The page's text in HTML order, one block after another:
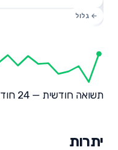
תשואה חודשית — 24 חודשים אחרונים
יתרות